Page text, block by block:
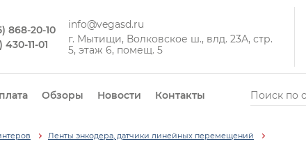
868-20-10
430-11-01
info@vegasd.ru
г. Мытищи, Волковское ш., влд. 23А, стр.
5, этаж 6, помещ. 5
Обзоры Новости Контакты
Ленты энкодера, датчики линейных перемещений